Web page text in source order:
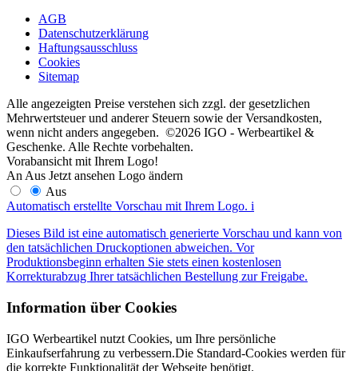
AGB
Datenschutzerklärung
Haftungsausschluss
Cookies
Sitemap
Alle angezeigten Preise verstehen sich zzgl. der gesetzlichen
Mehrwertsteuer und anderer Steuern sowie der Versandkosten,
wenn nicht anders angegeben. ©2026 IGO - Werbeartikel &
Geschenke. Alle Rechte vorbehalten.
Vorabansicht mit Ihrem Logo!
AnAus Jetzt ansehen Logo ändern
Aus
Automatisch erstellte Vorschau mit Ihrem Logo. i
Dieses Bild ist eine automatisch generierte Vorschau und kann von
den tatsächlichen Druckoptionen abweichen. Vor
Produktionsbeginn erhalten Sie stets einen kostenlosen
Korrekturabzug Ihrer tatsächlichen Bestellung zur Freigabe.
Information über Cookies
IGO Werbeartikel nutzt Cookies, um Ihre persönliche
Einkaufserfahrung zu verbessern.Die Standard-Cookies werden für
die korrekte Funktionalität der Webseite benötigt.